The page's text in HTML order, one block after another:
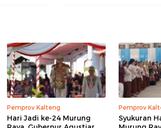
Pemprov Kalteng
Hari Jadi ke-24 Murung
Pemprov
Syukuran